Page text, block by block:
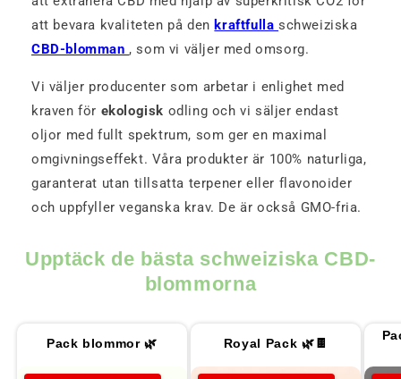
att bevara kvaliteten på den kraftfullaschweiziska
CBD-blomman , som vi väljer med omsorg.
Vi väljer producenter som arbetar i enlighet med
kraven för ekologisk odling och vi säljer endast
oljor med fullt spektrum, som ger en maximal
omgivningseffekt. Våra produkter är 100% naturliga,
garanterat utan tillsatta terpener eller flavonoider
och uppfyller veganska krav. De är också GMO-fria.
Upptäck de bästa schweiziska CBD-
blommorna
Pack blommor 🌿 Royal Pack 🌿🍫